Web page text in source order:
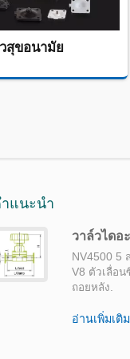
สุขอนามัย
แนะนำ
วาล์วไดอ
NV4500 5
V8 ตัวเลื่อน
ถอยหลัง.
อ่านเพิ่มเติม